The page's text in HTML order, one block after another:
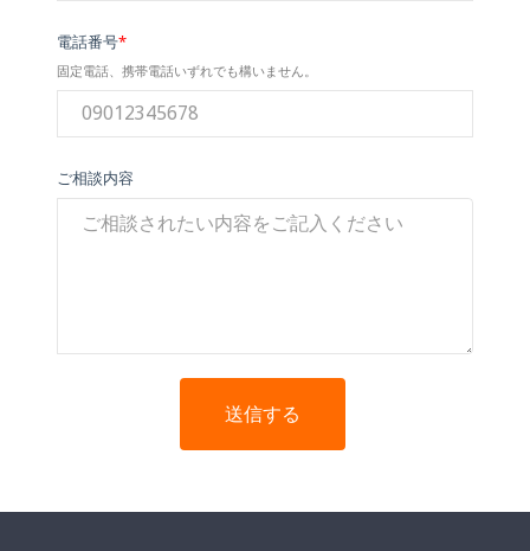
電話番号*
固定電話、携帯電話いずれでも構いません。
ご相談内容
送信する